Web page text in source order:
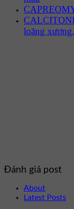
loãng
Đánh giá post
About
Latest Posts